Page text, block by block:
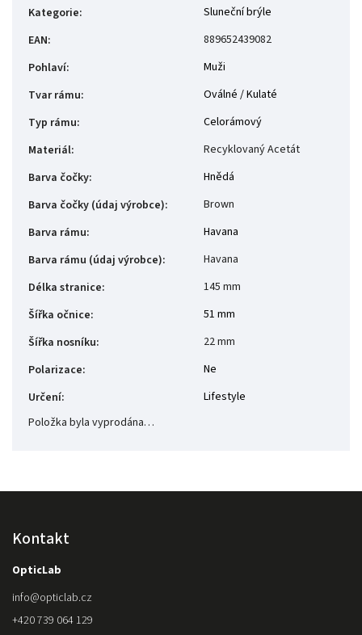
Kategorie:
Sluneční brýle
EAN:
889652439082
Pohlaví:
Muži
Tvar rámu:
Oválné / Kulaté
Typ rámu:
Celorámový
Materiál:
Recyklovaný Acetát
Barva čočky:
Hnědá
Barva čočky (údaj výrobce):
Brown
Barva rámu:
Havana
Barva rámu (údaj výrobce):
Havana
Délka stranice:
145 mm
Šířka očnice:
51 mm
Šířka nosníku:
22 mm
Polarizace:
Ne
Určení:
Lifestyle
Položka byla vyprodána…
Kontakt
OpticLab
info@opticlab.cz
+420 739 064 129